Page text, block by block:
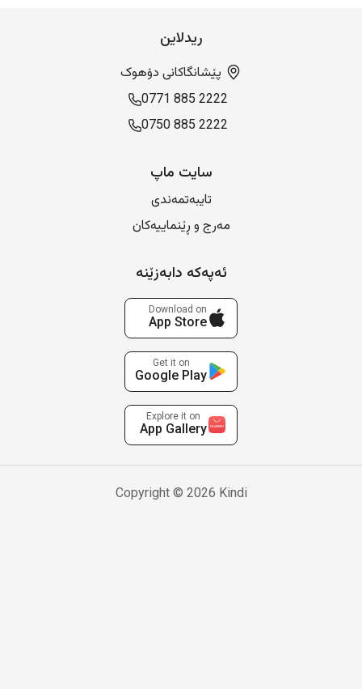
ريدلاين
پێشانگاکانی دۆهوک
0771 885 2222
0750 885 2222
سایت ماپ
تایبەتمەندی
مەرج و ڕێنماییەکان
ئەپەکە دابەزێنە
Download on
App Store
Get it on
Google Play
Explore it on
App Gallery
Copyright © 2026 Kindi